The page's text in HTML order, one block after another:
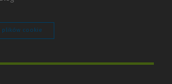
plików cookie